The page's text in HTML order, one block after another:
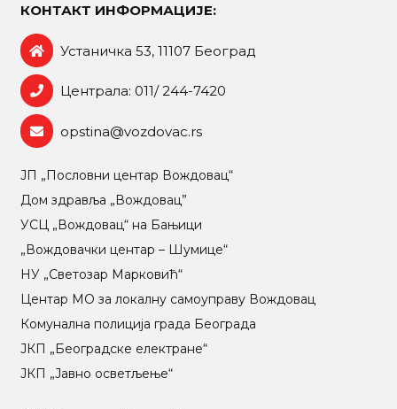
КОНТАКТ ИНФОРМАЦИЈЕ:
Устаничка 53, 11107 Београд
Централа: 011/ 244-7420
opstina@vozdovac.rs
ЈП „Пословни центар Вождовац“
Дом здравља „Вождовац”
УСЦ „Вождовац“ на Бањици
„Вождовачки центар – Шумице“
НУ „Светозар Марковић“
Центар МO за локалну самоуправу Вождовац
Комунална полиција града Београда
ЈКП „Београдске електране“
ЈКП „Јавно осветљење“